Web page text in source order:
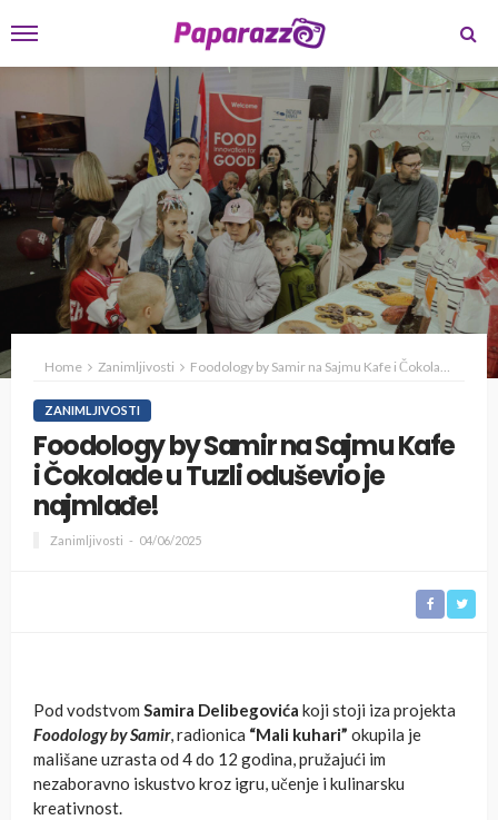
Home Zanimljivosti Foodology by Samir na Sajmu Kafe i Čokolade u Tuzli oduševio je najmlađe!
ZANIMLJIVOSTI
Foodology by Samir na Sajmu Kafe
i Čokolade u Tuzli oduševio je
najmlađe!
Zanimljivosti 04/06/2025
Pod vodstvom Samira Delibegovića koji stoji iza projekta
Foodology by Samir, radionica “Mali kuhari” okupila je
mališane uzrasta od 4 do 12 godina, pružajući im
nezaboravno iskustvo kroz igru, učenje i kulinarsku
kreativnost.